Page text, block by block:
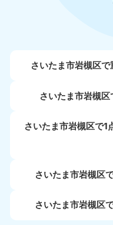
さいたま市岩槻区
さいたま市岩槻
さいたま市岩槻区で1
さいたま市岩槻区
さいたま市岩槻区